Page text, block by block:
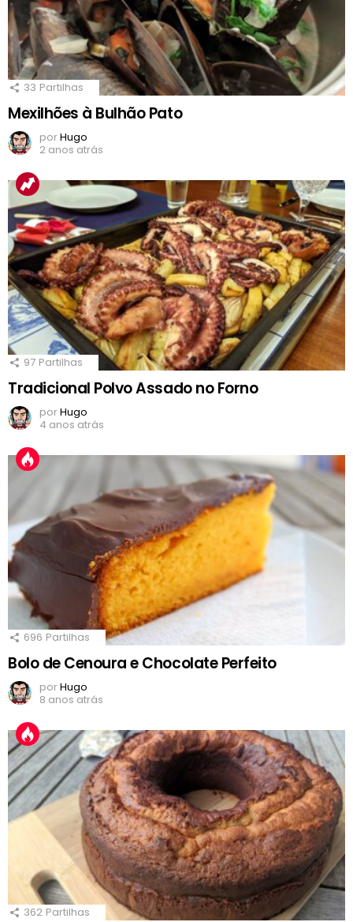
33 Partilhas
Mexilhões à Bulhão Pato
porHugo
2 anos atrás
97 Partilhas
Tradicional Polvo Assado no Forno
porHugo
4 anos atrás
696 Partilhas
Bolo de Cenoura e Chocolate Perfeito
porHugo
8 anos atrás
362 Partilhas